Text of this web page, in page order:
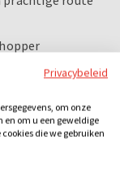
Privacybeleid
om onze
en om u een geweldige
die we gebruiken